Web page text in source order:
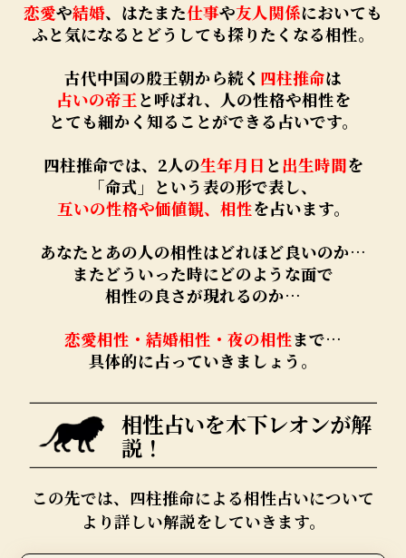
恋愛や結婚、はたまた仕事や友人関係においても
ふと気になるとどうしても探りたくなる相性。
古代中国の殷王朝から続く 四柱推命は
占いの帝王 と呼ばれ、人の性格や相性を
とても細かく知ることができる占いです。
四柱推命では、2人の生年月日 と出生時間を
「命式」という表の形で表し、
互いの性格や価値観、相性を占います。
あなたとあの人の相性はどれほど良いのか…
またどういった時にどのような面で
相性の良さが現れるのか…
恋愛相性・結婚相性・夜の相性まで…
具体的に占っていきましょう。
相性占いを木下レオンが解
説！
この先では、四柱推命による相性占いについて
より詳しい解説をしていきます。